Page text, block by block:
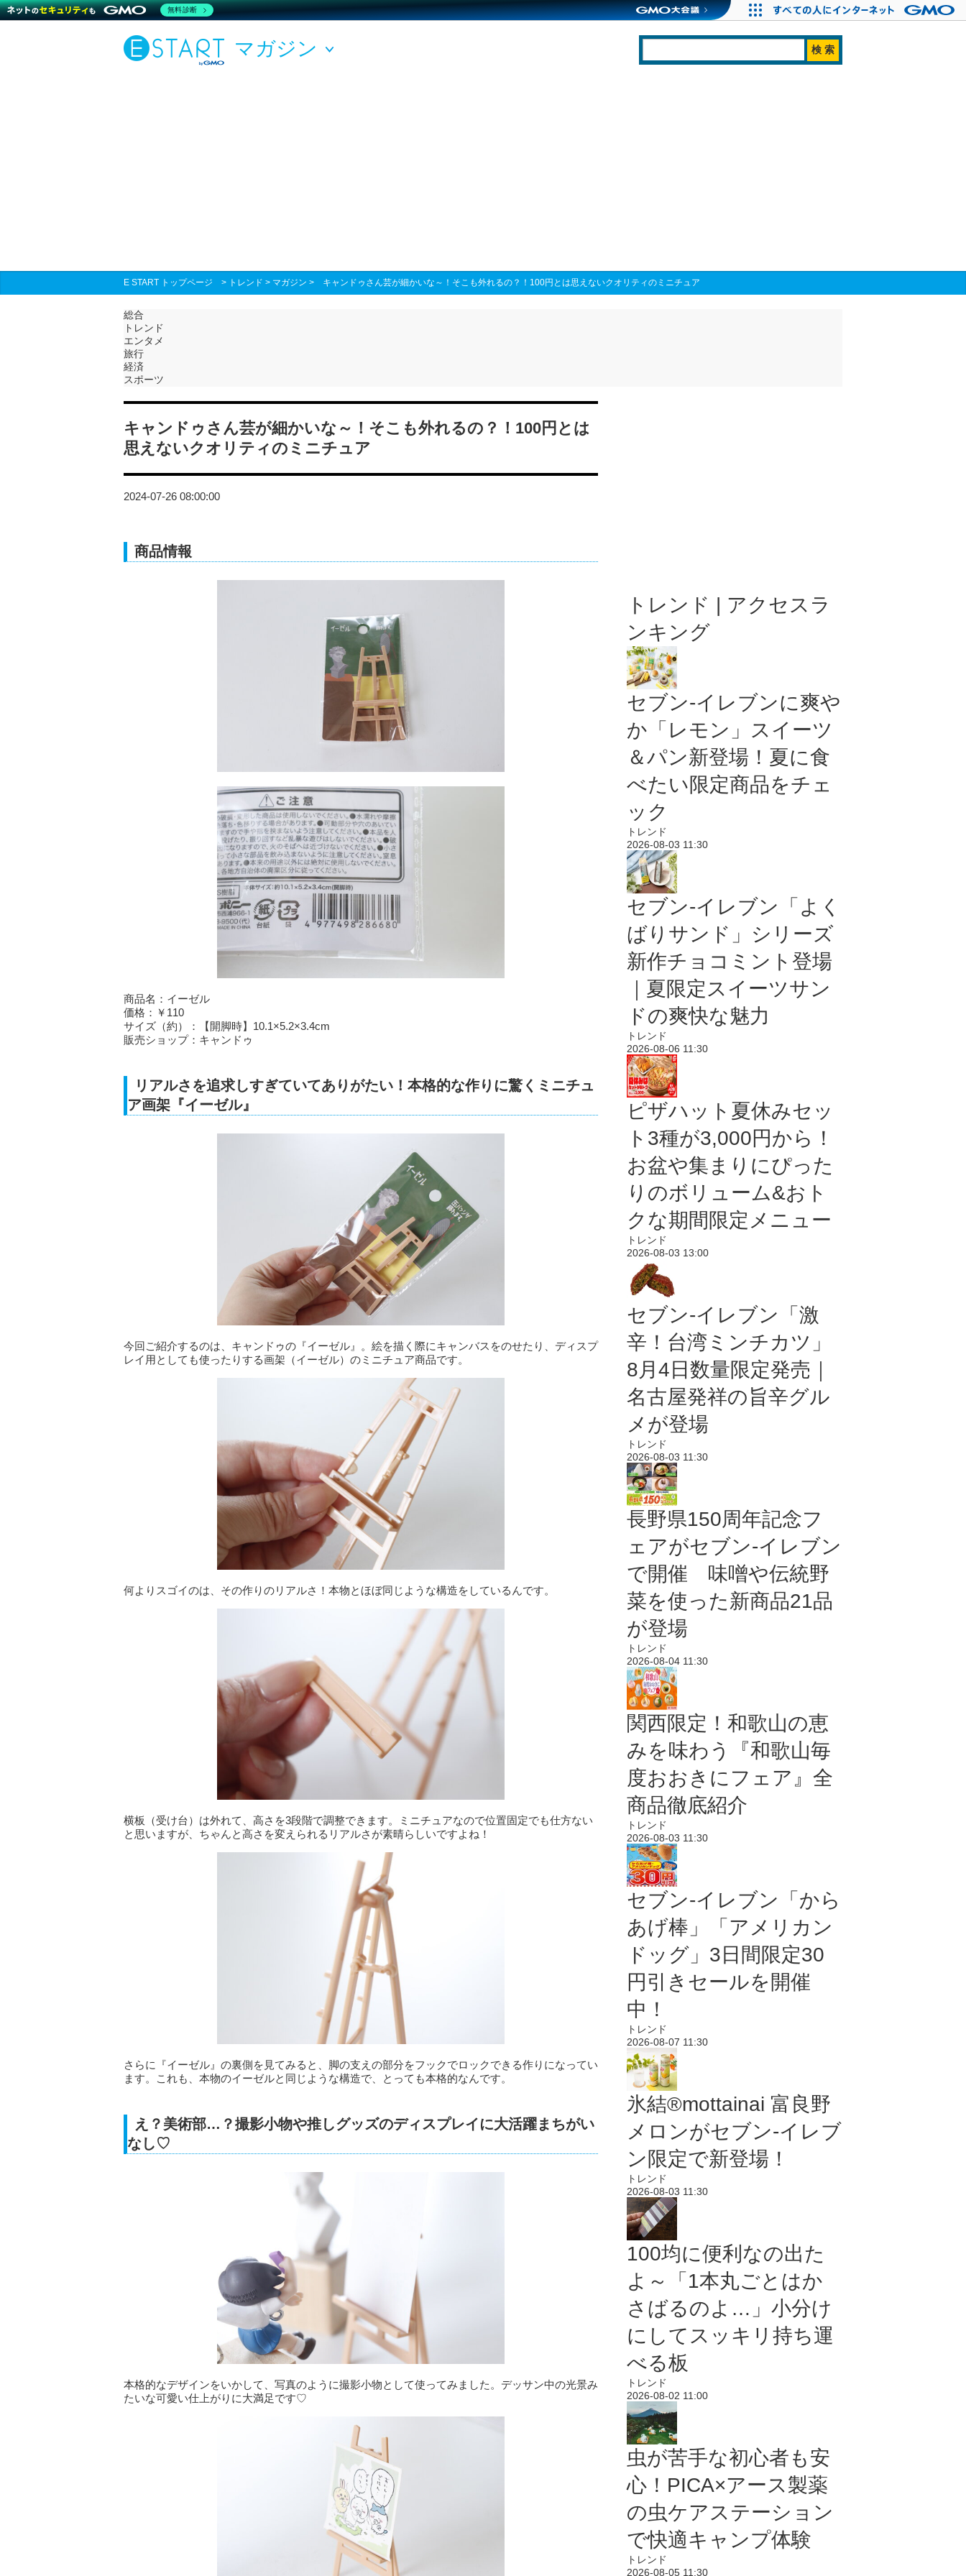
マガジン
E START トップページ > トレンド > マガジン > キャンドゥさん芸が細かいな～！そこも外れるの？！100円とは思えないクオリティのミニチュア
総合
トレンド
エンタメ
旅行
経済
スポーツ
キャンドゥさん芸が細かいな～！そこも外れるの？！100円とは
思えないクオリティのミニチュア
2024-07-26 08:00:00
商品情報
商品名：イーゼル
価格：￥110
サイズ（約）：【開脚時】10.1×5.2×3.4cm
販売ショップ：キャンドゥ
リアルさを追求しすぎていてありがたい！本格的な作りに驚くミニチュ
ア画架『イーゼル』
今回ご紹介するのは、キャンドゥの『イーゼル』。絵を描く際にキャンバスをのせたり、ディスプ
レイ用としても使ったりする画架（イーゼル）のミニチュア商品です。
何よりスゴイのは、その作りのリアルさ！本物とほぼ同じような構造をしているんです。
横板（受け台）は外れて、高さを3段階で調整できます。ミニチュアなので位置固定でも仕方ない
と思いますが、ちゃんと高さを変えられるリアルさが素晴らしいですよね！
さらに『イーゼル』の裏側を見てみると、脚の支えの部分をフックでロックできる作りになってい
ます。これも、本物のイーゼルと同じような構造で、とっても本格的なんです。
え？美術部…？撮影小物や推しグッズのディスプレイに大活躍まちがい
なし♡
本格的なデザインをいかして、写真のように撮影小物として使ってみました。デッサン中の光景み
たいな可愛い仕上がりに大満足です♡
トレンド | アクセスラ
ンキング
セブン‐イレブンに爽や
か「レモン」スイーツ
＆パン新登場！夏に食
べたい限定商品をチェ
ック
トレンド
2026-08-03 11:30
セブン‐イレブン「よく
ばりサンド」シリーズ
新作チョコミント登場
｜夏限定スイーツサン
ドの爽快な魅力
トレンド
2026-08-06 11:30
ピザハット夏休みセッ
ト3種が3,000円から！
お盆や集まりにぴった
りのボリューム&おト
クな期間限定メニュー
トレンド
2026-08-03 13:00
セブン-イレブン「激
辛！台湾ミンチカツ」
8月4日数量限定発売｜
名古屋発祥の旨辛グル
メが登場
トレンド
2026-08-03 11:30
長野県150周年記念フ
ェアがセブン-イレブン
で開催 味噌や伝統野
菜を使った新商品21品
が登場
トレンド
2026-08-04 11:30
関西限定！和歌山の恵
みを味わう『和歌山毎
度おおきにフェア』全
商品徹底紹介
トレンド
2026-08-03 11:30
セブン‐イレブン「から
あげ棒」「アメリカン
ドッグ」3日間限定30
円引きセールを開催
中！
トレンド
2026-08-07 11:30
氷結®mottainai 富良野
メロンがセブン‐イレブ
ン限定で新登場！
トレンド
2026-08-03 11:30
100均に便利なの出た
よ～「1本丸ごとはか
さばるのよ…」小分け
にしてスッキリ持ち運
べる板
トレンド
2026-08-02 11:00
虫が苦手な初心者も安
心！PICA×アース製薬
の虫ケアステーション
で快適キャンプ体験
トレンド
2026-08-05 11:30
無料診断